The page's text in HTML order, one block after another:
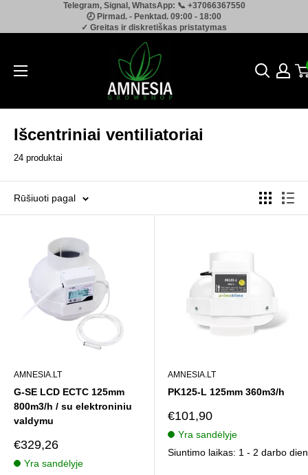
Telegram, Signal, WhatsApp: 📞 +37066367550
🕗 Pirmad. - Penktad. 09:00 - 18:00
✓ Greitas ir diskretiškas pristatymas
Amnesia.lt
Išcentriniai ventiliatoriai
24 produktai
Rūšiuoti pagal
AMNESIA.LT
G-SE LCD ECTC 125mm
800m3/h / su elektroniniu
valdymu
Pardavimo
kaina
€329,26
Yra sandėlyje
AMNESIA.LT
PK125-L 125mm 360m3/h
Pardavimo
kaina
€101,90
Yra sandėlyje
Siuntimo laikas: 1 - 2 darbo